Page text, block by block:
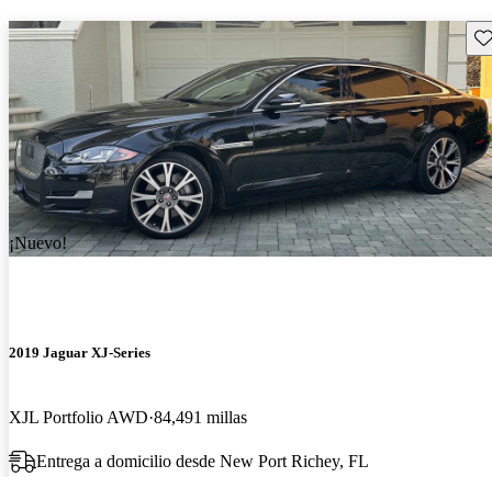
¡Nuevo!
2019 Jaguar XJ-Series
XJL Portfolio AWD 84,491 millas
Entrega a domicilio desde New Port Richey, FL